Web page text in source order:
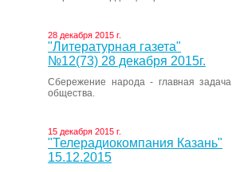
28 декабря 2015 г.
"Литературная газета"
№12(73) 28 декабря 2015г.
Сбережение народа - главная задача
общества.
15 декабря 2015 г.
"Телерадиокомпания Казань"
15.12.2015